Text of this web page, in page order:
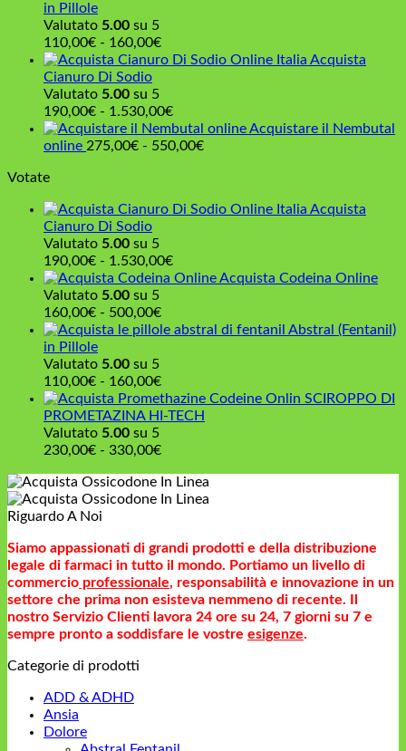
190,00€
a
in Pillole
Valutato 5.00 su 5
110,00€ - 160,00€Fascia
di
110,00€
a
160,00€
Acquista
Cianuro Di Sodio
Valutato 5.00 su 5
190,00€ - 1.530,00€Fascia
di
prezzo:
1.530,00€
Acquistare il Nembutal
online 275,00€ - 550,00€Fascia
275,00€
Votate
Acquista
Cianuro Di Sodio
Valutato 5.00 su 5
190,00€ - 1.530,00€Fascia
di
190,00€
Acquista Codeina Online
Valutato 5.00 su 5
160,00€ - 500,00€Fascia
di
160,00€
a
500,00€
Abstral (Fentanil)
in Pillole
Valutato 5.00 su 5
110,00€ - 160,00€Fascia
di
prezzo:
110,00€
160,00€
SCIROPPO DI
PROMETAZINA HI-TECH
Valutato 5.00 su 5
230,00€ - 330,00€Fascia
prezzo:
da
330,00€
Riguardo A Noi
Siamo appassionati di grandi prodotti e della distribuzione
legale di farmaci in tutto il mondo. Portiamo un livello di
commercio professionale, responsabilità e innovazione in un
settore che prima non esisteva nemmeno di recente. Il
nostro Servizio Clienti lavora 24 ore su 24, 7 giorni su 7 e
sempre pronto a soddisfare le vostre esigenze.
Categorie di prodotti
ADD & ADHD
Ansia
Dolore